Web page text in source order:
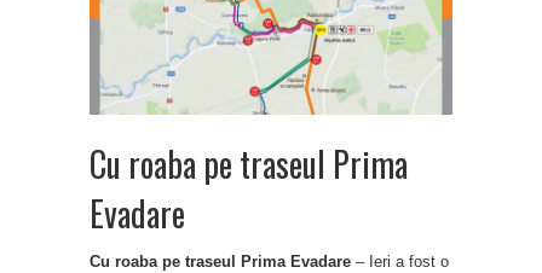
Cu roaba pe traseul Prima
Evadare
Cu roaba pe traseul Prima Evadare – Ieri a fost o